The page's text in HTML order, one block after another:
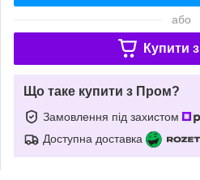
або
Купити з
Що таке купити з Пром?
Замовлення під захистом
Доступна доставка